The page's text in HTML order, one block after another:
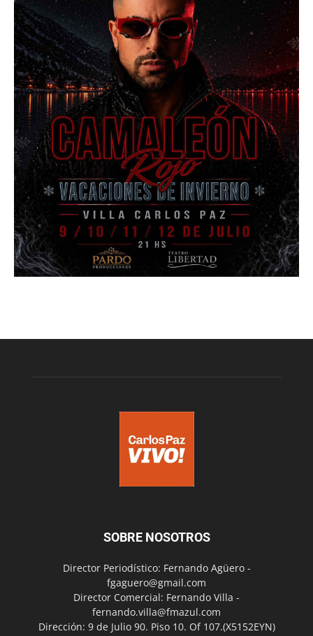
SOBRE NOSOTROS
Director Periodístico: Fernando Agüero -
fgaguero@gmail.com
Director Comercial: Fernando Villa -
fernando.villa@fmazul.com
Dirección: 9 de Julio 90. Piso 10. Of 107.(X5152EYN)